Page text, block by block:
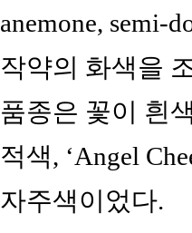
anemone, semi-
작약의 화색을
품종은 꽃이 흰
적색, ‘Angel
자주색이었다.